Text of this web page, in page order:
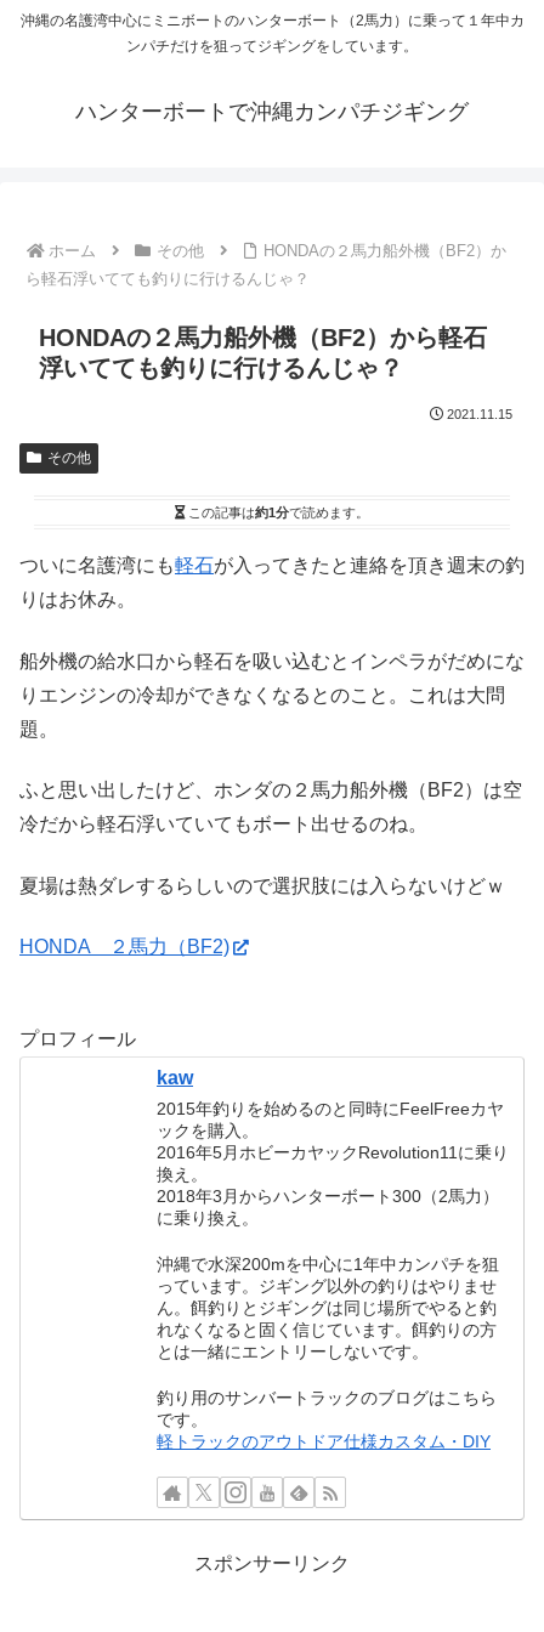
沖縄の名護湾中心にミニボートのハンターボート（2馬力）に乗って１年中カ
ンパチだけを狙ってジギングをしています。
ハンターボートで沖縄カンパチジギング
ホーム その他
HONDAの２馬力船外機（BF2）か
ら軽石浮いてても釣りに行けるんじゃ？
HONDAの２馬力船外機（BF2）から軽石
浮いてても釣りに行けるんじゃ？
2021.11.15
その他
この記事は約1分で読めます。
ついに名護湾にも軽石が入ってきたと連絡を頂き週末の釣
りはお休み。
船外機の給水口から軽石を吸い込むとインペラがだめにな
りエンジンの冷却ができなくなるとのこと。これは大問
題。
ふと思い出したけど、ホンダの２馬力船外機（BF2）は空
冷だから軽石浮いていてもボート出せるのね。
夏場は熱ダレするらしいので選択肢には入らないけどｗ
HONDA ２馬力（BF2)
プロフィール
kaw
2015年釣りを始めるのと同時にFeelFreeカヤ
ックを購入。
2016年5月ホビーカヤックRevolution11に乗り
換え。
2018年3月からハンターボート300（2馬力）
に乗り換え。
沖縄で水深200mを中心に1年中カンパチを狙
っています。ジギング以外の釣りはやりませ
ん。餌釣りとジギングは同じ場所でやると釣
れなくなると固く信じています。餌釣りの方
とは一緒にエントリーしないです。
釣り用のサンバートラックのブログはこちら
です。
軽トラックのアウトドア仕様カスタム・DIY
スポンサーリンク